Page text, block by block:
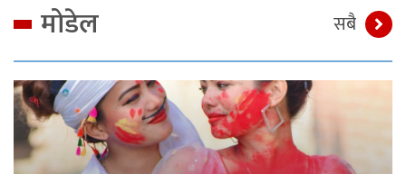
मोडेल सबै